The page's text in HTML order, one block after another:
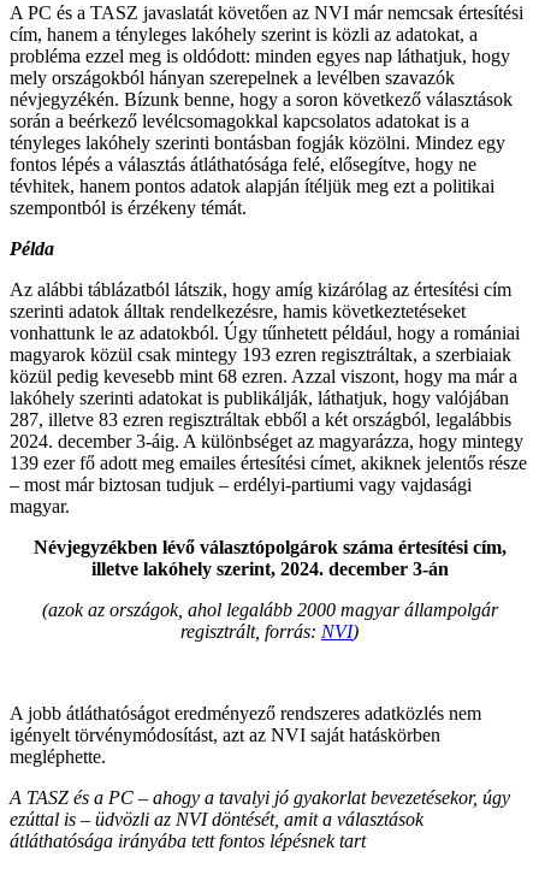
A PC és a TASZ javaslatát követően az NVI már nemcsak értesítési
cím, hanem a tényleges lakóhely szerint is közli az adatokat, a
probléma ezzel meg is oldódott: minden egyes nap láthatjuk, hogy
mely országokból hányan szerepelnek a levélben szavazók
névjegyzékén. Bízunk benne, hogy a soron következő választások
során a beérkező levélcsomagokkal kapcsolatos adatokat is a
tényleges lakóhely szerinti bontásban fogják közölni. Mindez egy
fontos lépés a választás átláthatósága felé, elősegítve, hogy ne
tévhitek, hanem pontos adatok alapján ítéljük meg ezt a politikai
szempontból is érzékeny témát.
Példa
Az alábbi táblázatból látszik, hogy amíg kizárólag az értesítési cím
szerinti adatok álltak rendelkezésre, hamis következtetéseket
vonhattunk le az adatokból. Úgy tűnhetett például, hogy a romániai
magyarok közül csak mintegy 193 ezren regisztráltak, a szerbiaiak
közül pedig kevesebb mint 68 ezren. Azzal viszont, hogy ma már a
lakóhely szerinti adatokat is publikálják, láthatjuk, hogy valójában
287, illetve 83 ezren regisztráltak ebből a két országból, legalábbis
2024. december 3-áig. A különbséget az magyarázza, hogy mintegy
139 ezer fő adott meg emailes értesítési címet, akiknek jelentős része
– most már biztosan tudjuk – erdélyi-partiumi vagy vajdasági
magyar.
Névjegyzékben lévő választópolgárok száma értesítési cím,
illetve lakóhely szerint, 2024. december 3-án
(azok az országok, ahol legalább 2000 magyar állampolgár
regisztrált, forrás: NVI)
A jobb átláthatóságot eredményező rendszeres adatközlés nem
igényelt törvénymódosítást, azt az NVI saját hatáskörben
megléphette.
A TASZ és a PC – ahogy a tavalyi jó gyakorlat bevezetésekor, úgy
ezúttal is – üdvözli az NVI döntését, amit a választások
átláthatósága irányába tett fontos lépésnek tart